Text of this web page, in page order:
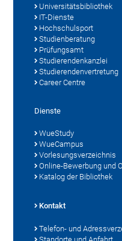
Universitätsbibliothek
IT-Dienste
Hochschulsport
Studienberatung
Prüfungsamt
Studierendenkanzlei
Studierendenvertretung
Career Centre
Dienste
WueStudy
WueCampus
Vorlesungsverzeichnis
Online-Bewerbung und
Katalog der Bibliothek
Kontakt
Telefon- und